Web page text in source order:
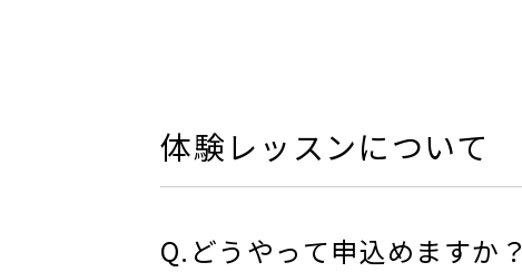
体験レッスンについて
Q.どうやって申込めますか？